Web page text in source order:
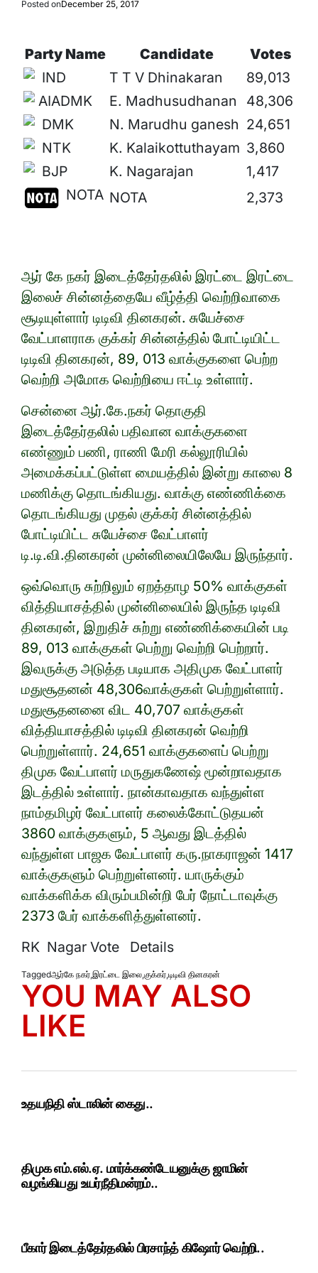
Posted onDecember 25, 2017
Party Name Candidate
Votes
IND
T T V Dhinakaran
89,013
AIADMK
E. Madhusudhanan
48,306
DMK
N. Marudhu ganesh 24,651
NTK
K. Kalaikottuthayam 3,860
BJP
K. Nagarajan
1,417
NOTA NOTA 2,373
ஆர் கே நகர் இடைத்தேர்தலில் இரட்டை இரட்டை
இலைச் சின்னத்தையே வீழ்த்தி வெற்றிவாகை
சூடியுள்ளார் டிடிவி தினகரன். சுயேச்சை
வேட்பாளராக குக்கர் சின்னத்தில் போட்டியிட்ட
டிடிவி தினகரன், 89, 013 வாக்குகளை பெற்ற
வெற்றி அமோக வெற்றியை ஈட்டி உள்ளார்.
சென்னை ஆர்.கே.நகர் தொகுதி
இடைத்தேர்தலில் பதிவான வாக்குகளை
எண்ணும் பணி, ராணி மேரி கல்லூரியில்
அமைக்கப்பட்டுள்ள மையத்தில் இன்று காலை 8
மணிக்கு தொடங்கியது. வாக்கு எண்ணிக்கை
தொடங்கியது முதல் குக்கர் சின்னத்தில்
போட்டியிட்ட சுயேச்சை வேட்பாளர்
டி.டி.வி.தினகரன் முன்னிலையிலேயே இருந்தார்.
ஒவ்வொரு சுற்றிலும் ஏறத்தாழ 50% வாக்குகள்
வித்தியாசத்தில் முன்னிலையில் இருந்த டிடிவி
தினகரன், இறுதிச் சுற்று எண்ணிக்கையின் படி
89, 013 வாக்குகள் பெற்று வெற்றி பெற்றார்.
இவருக்கு அடுத்த படியாக அதிமுக வேட்பாளர்
மதுசூதனன் 48,306வாக்குகள் பெற்றுள்ளார்.
மதுசூதனனை விட 40,707 வாக்குகள்
வித்தியாசத்தில் டிடிவி தினகரன் வெற்றி
பெற்றுள்ளார். 24,651 வாக்குகளைப் பெற்று
திமுக வேட்பாளர் மருதுகணேஷ் மூன்றாவதாக
இடத்தில் உள்ளார். நான்காவதாக வந்துள்ள
நாம்தமிழர் வேட்பாளர் கலைக்கோட்டுதயன்
3860 வாக்குகளும், 5 ஆவது இடத்தில்
வந்துள்ள பாஜக வேட்பாளர் கரு.நாகராஜன் 1417
வாக்குகளும் பெற்றுள்ளனர். யாருக்கும்
வாக்களிக்க விரும்பமின்றி பேர் நோட்டாவுக்கு
2373 பேர் வாக்களித்துள்ளனர்.
RK Nagar Vote Details
Taggedஆர்கே நகர் இரட்டை இலை குக்கர் டிடிவி தினகரன்
YOU MAY ALSO
LIKE
உதயநிதி ஸ்டாலின் கைது..
திமுக எம்.எல்.ஏ. மார்க்கண்டேயனுக்கு ஜாமின்
வழங்கியது உயர்நீதிமன்றம்..
பீகார் இடைத்தேர்தலில் பிரசாந்த் கிஷோர் வெற்றி..